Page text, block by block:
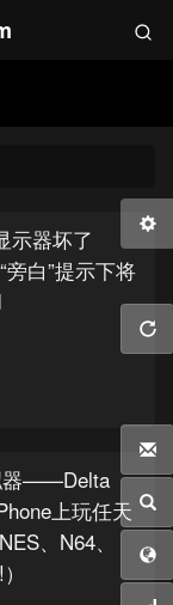
示器坏了
旁白”提示下将
器——Delta
上玩任天
、N64、